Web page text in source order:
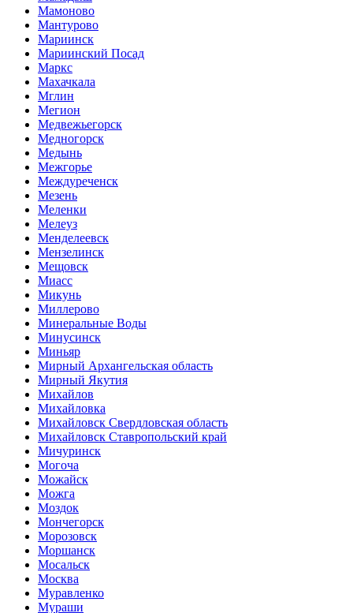
Мамоново
Мантурово
Мариинск
Мариинский Посад
Маркс
Махачкала
Мглин
Мегион
Медвежьегорск
Медногорск
Медынь
Межгорье
Междуреченск
Мезень
Меленки
Мелеуз
Менделеевск
Мензелинск
Мещовск
Миасс
Микунь
Миллерово
Минеральные Воды
Минусинск
Миньяр
Мирный Архангельская область
Мирный Якутия
Михайлов
Михайловка
Михайловск Свердловская область
Михайловск Ставропольский край
Мичуринск
Могоча
Можайск
Можга
Моздок
Мончегорск
Морозовск
Моршанск
Мосальск
Москва
Муравленко
Мураши